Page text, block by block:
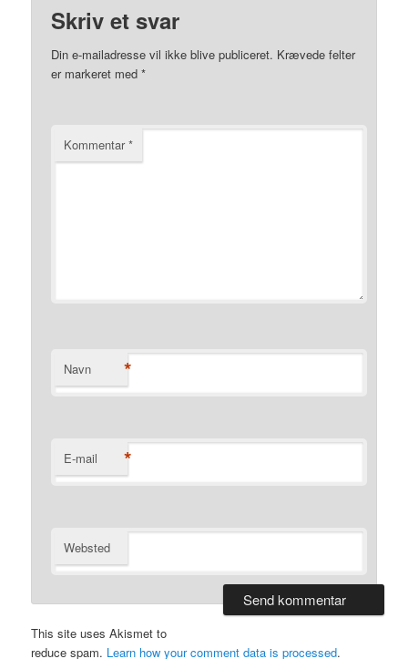
Skriv et svar
Din e-mailadresse vil ikke blive publiceret. Krævede felter
er markeret med*
Kommentar*
Navn *
E-mail *
Websted
This site uses Akismet to
reduce spam. Learn how your comment data is processed.